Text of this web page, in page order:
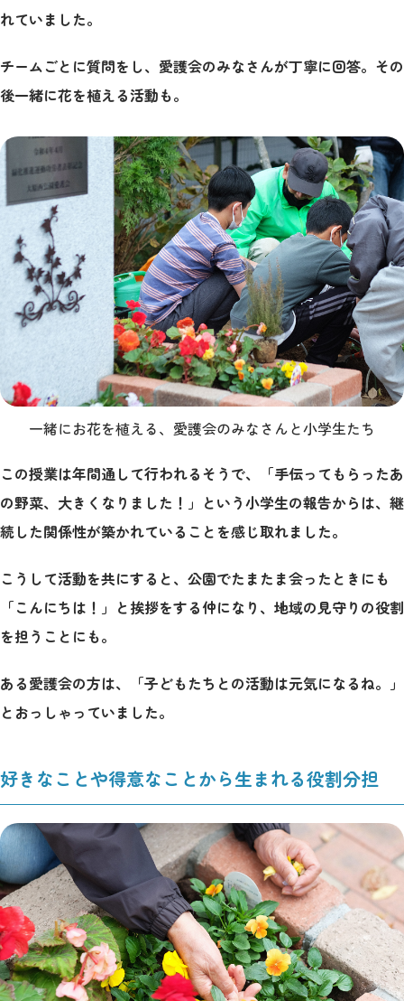
れていました。
チームごとに質問をし、愛護会のみなさんが丁寧に回答。その
後一緒に花を植える活動も。
一緒にお花を植える、愛護会のみなさんと小学生たち
この授業は年間通して行われるそうで、「手伝ってもらったあ
の野菜、大きくなりました！」という小学生の報告からは、継
続した関係性が築かれていることを感じ取れました。
こうして活動を共にすると、公園でたまたま会ったときにも
「こんにちは！」と挨拶をする仲になり、地域の見守りの役割
を担うことにも。
ある愛護会の方は、「子どもたちとの活動は元気になるね。」
とおっしゃっていました。
好きなことや得意なことから生まれる役割分担